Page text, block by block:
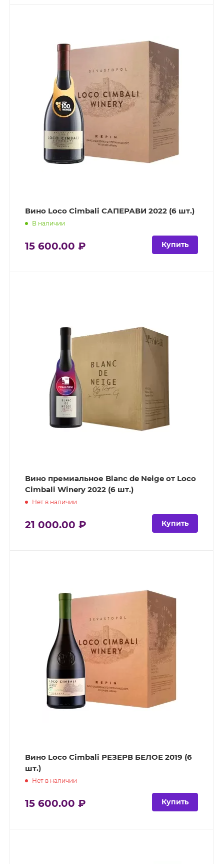
Вино Loco Cimbali САПЕРАВИ 2022 (6 шт.)
В наличии
15 600.00 ₽ Купить
Вино премиальное Blanc de Neige от Loco
Cimbali Winery 2022 (6 шт.)
Нет в наличии
21 000.00 ₽ Купить
Вино Loco Cimbali РЕЗЕРВ БЕЛОЕ 2019 (6
шт.)
Нет в наличии
15 600.00 ₽ Купить